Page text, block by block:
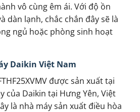
vô cùng êm ái. Với độ ồn
dàn lạnh, chắc chắn đây sẽ là
ngủ hoặc phòng sinh hoạt
Daikin Việt Nam
được sản xuất tại
của Daikin tại Hưng Yên, Việt
là nhà máy sản xuất điều hòa